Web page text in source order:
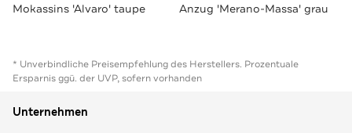
Mokassins 'Alvaro' taupe Anzug 'Merano-Massa' grau
* Unverbindliche Preisempfehlung des Herstellers. Prozentuale
Ersparnis ggü. der UVP, sofern vorhanden
Unternehmen